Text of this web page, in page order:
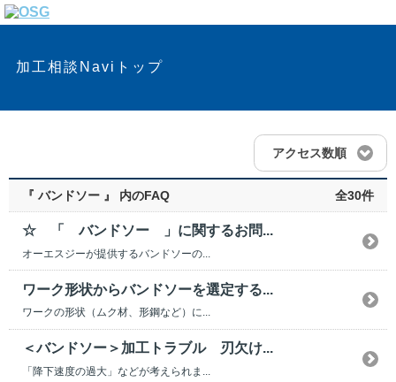
加工相談Naviトップ
アクセス数順
『 バンドソー 』 内のFAQ 全30件
☆ 「 バンドソー 」に関するお問...
オーエスジーが提供するバンドソーの...
ワーク形状からバンドソーを選定する...
ワークの形状（ムク材、形鋼など）に...
＜バンドソー＞加工トラブル 刃欠け...
「降下速度の過大」などが考えられま...